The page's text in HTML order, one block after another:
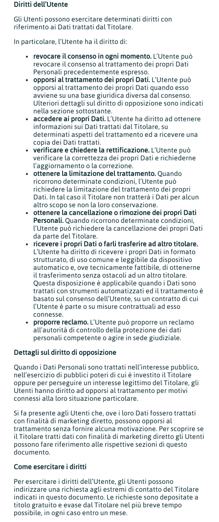
Diritti dell’Utente
Gli Utenti possono esercitare determinati diritti con
riferimento ai Dati trattati dal Titolare.
In particolare, l’Utente ha il diritto di:
revocare il consenso in ogni momento. L’Utente può
revocare il consenso al trattamento dei propri Dati
Personali precedentemente espresso.
opporsi al trattamento dei propri Dati. L’Utente può
opporsi al trattamento dei propri Dati quando esso
avviene su una base giuridica diversa dal consenso.
Ulteriori dettagli sul diritto di opposizione sono indicati
nella sezione sottostante.
accedere ai propri Dati. L’Utente ha diritto ad ottenere
informazioni sui Dati trattati dal Titolare, su
determinati aspetti del trattamento ed a ricevere una
copia dei Dati trattati.
verificare e chiedere la rettificazione. L’Utente può
verificare la correttezza dei propri Dati e richiederne
l’aggiornamento o la correzione.
ottenere la limitazione del trattamento.Quando
ricorrono determinate condizioni, l’Utente può
richiedere la limitazione del trattamento dei propri
Dati. In tal caso il Titolare non tratterà i Dati per alcun
altro scopo se non la loro conservazione.
ottenere la cancellazione o rimozione dei propri Dati
Personali.Quando ricorrono determinate condizioni,
l’Utente può richiedere la cancellazione dei propri Dati
da parte del Titolare.
ricevere i propri Dati o farli trasferire ad altro titolare.
L’Utente ha diritto di ricevere i propri Dati in formato
strutturato, di uso comune e leggibile da dispositivo
automatico e, ove tecnicamente fattibile, di ottenerne
il trasferimento senza ostacoli ad un altro titolare.
Questa disposizione è applicabile quando i Dati sono
trattati con strumenti automatizzati ed il trattamento è
basato sul consenso dell’Utente, su un contratto di cui
l’Utente è parte o su misure contrattuali ad esso
connesse.
proporre reclamo. L’Utente può proporre un reclamo
all’autorità di controllo della protezione dei dati
personali competente o agire in sede giudiziale.
Dettagli sul diritto di opposizione
Quando i Dati Personali sono trattati nell’interesse pubblico,
nell’esercizio di pubblici poteri di cui è investito il Titolare
oppure per perseguire un interesse legittimo del Titolare, gli
Utenti hanno diritto ad opporsi al trattamento per motivi
connessi alla loro situazione particolare.
Si fa presente agli Utenti che, ove i loro Dati fossero trattati
con finalità di marketing diretto, possono opporsi al
trattamento senza fornire alcuna motivazione. Per scoprire se
il Titolare tratti dati con finalità di marketing diretto gli Utenti
possono fare riferimento alle rispettive sezioni di questo
documento.
Come esercitare i diritti
Per esercitare i diritti dell’Utente, gli Utenti possono
indirizzare una richiesta agli estremi di contatto del Titolare
indicati in questo documento. Le richieste sono depositate a
titolo gratuito e evase dal Titolare nel più breve tempo
possibile, in ogni caso entro un mese.